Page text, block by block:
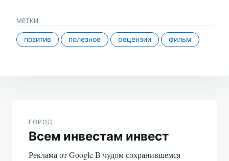
МЕТКИ
позитив полезное рецензии фильм
записям
ГОРОД
Всем инвестам инвест
Реклама от Google В чудом сохранившемся